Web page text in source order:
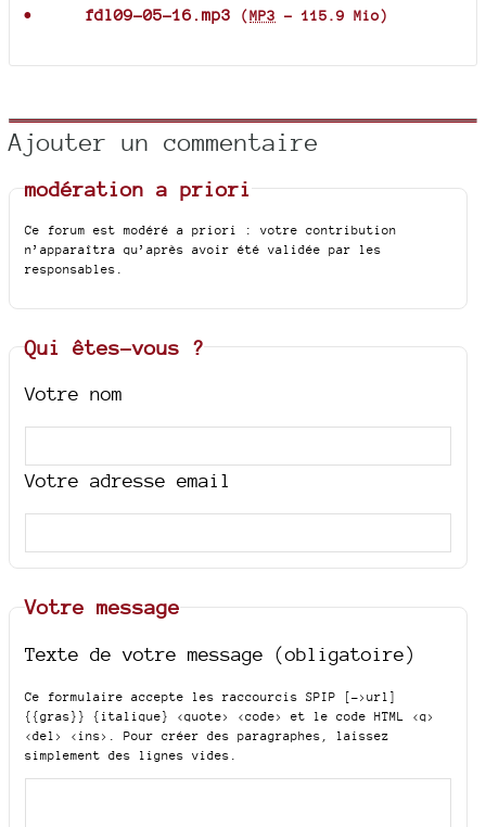
fdl09-05-16.mp3 (MP3 - 115.9 Mio)
Ajouter un commentaire
modération a priori
Ce forum est modéré a priori : votre contribution
n’apparaîtra qu’après avoir été validée par les
responsables.
Qui êtes-vous ?
Votre nom
Votre adresse email
Votre message
Texte de votre message (obligatoire)
Ce formulaire accepte les raccourcis SPIP
[->url]
{{gras}} {italique} <quote> <code>
et le code HTML <q>
<del> <ins>
. Pour créer des paragraphes, laissez
simplement des lignes vides.